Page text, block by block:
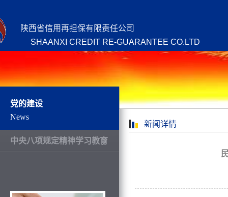
陕西省信用再担保有限责任公司
SHAANXI CREDIT RE-GUARANTEE CO.LTD
党的建设
News
中央八项规定精神学习教育
新闻详情